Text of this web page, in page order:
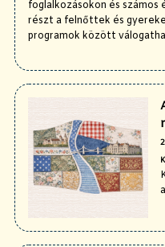
foglalkozásokon és
részt a felnőttek és
programok között